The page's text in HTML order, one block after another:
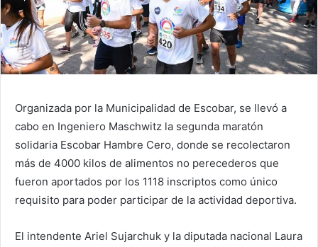
Organizada por la Municipalidad de Escobar, se llevó a
cabo en Ingeniero Maschwitz la segunda maratón
solidaria Escobar Hambre Cero, donde se recolectaron
más de 4000 kilos de alimentos no perecederos que
fueron aportados por los 1118 inscriptos como único
requisito para poder participar de la actividad deportiva.
El intendente Ariel Sujarchuk y la diputada nacional Laura